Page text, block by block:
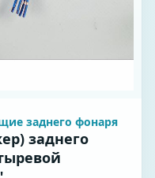
заднего фонаря
заднего